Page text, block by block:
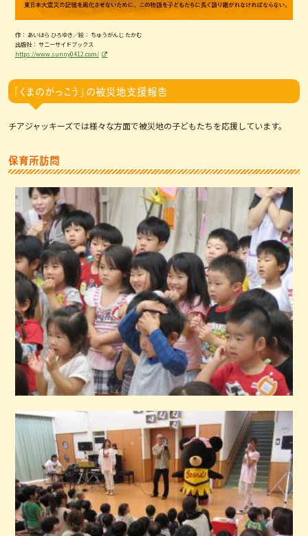
作： あいはら ひろゆき／絵： ちゅうがんじ たかむ
出版社： サニーサイドブックス
https://www.sunny0412.com/
「くまのがっこう」の被災地支援報告
チアジャッキーズでは様々な方面で被災地の子どもたちを応援しています。
保育所訪問